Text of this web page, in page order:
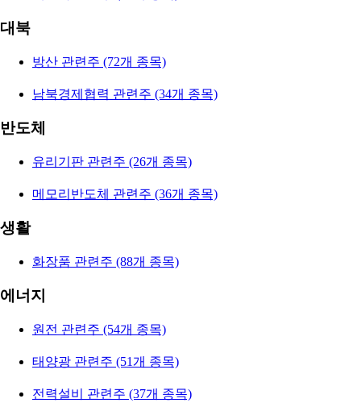
대북
방산 관련주 (72개 종목)
남북경제협력 관련주 (34개 종목)
반도체
유리기판 관련주 (26개 종목)
메모리반도체 관련주 (36개 종목)
생활
화장품 관련주 (88개 종목)
에너지
원전 관련주 (54개 종목)
태양광 관련주 (51개 종목)
전력설비 관련주 (37개 종목)